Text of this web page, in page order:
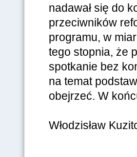
nadawał się do
przeciwników
programu, w
tego stopnia, że
spotkanie bez
na temat
obejrzeć. W
Włodzisław